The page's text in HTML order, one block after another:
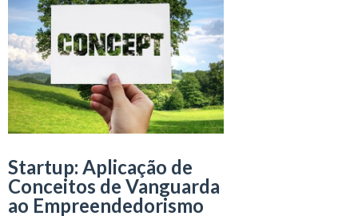
Startup: Aplicação de
Conceitos de Vanguarda
ao Empreendedorismo